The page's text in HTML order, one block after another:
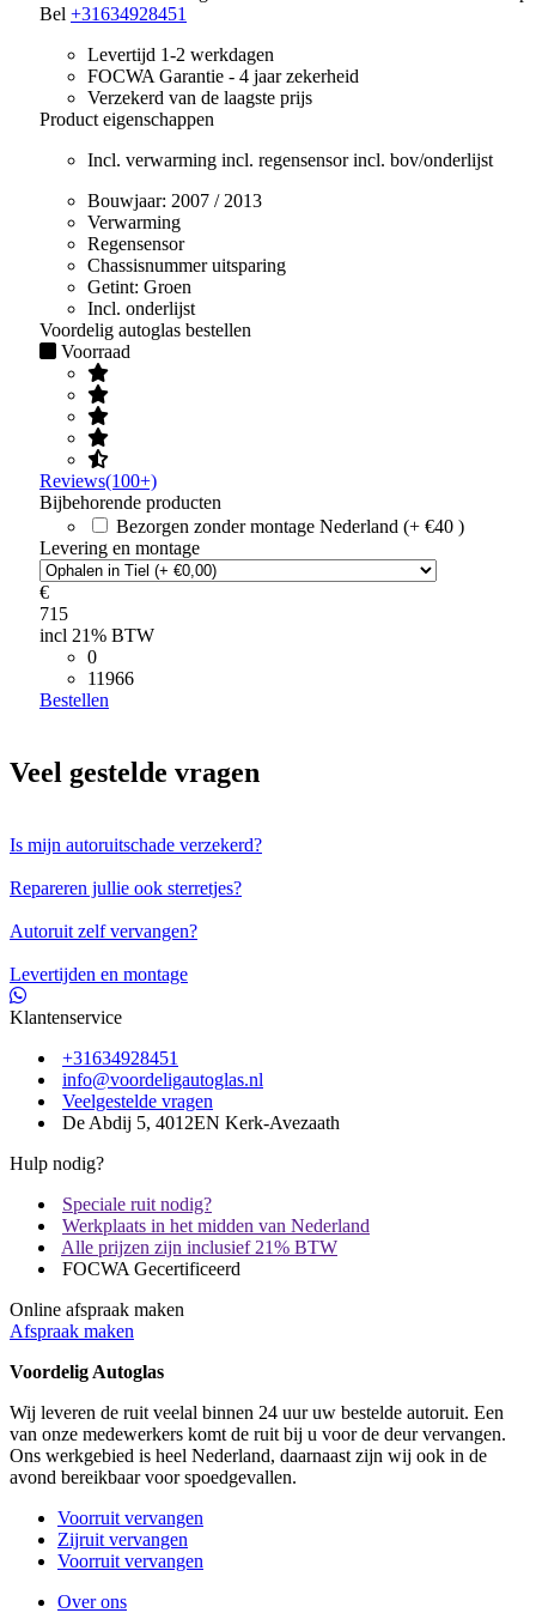
Bel +31634928451
Levertijd 1-2 werkdagen
FOCWA Garantie - 4 jaar zekerheid
Verzekerd van de laagste prijs
Product eigenschappen
Incl. verwarming incl. regensensor incl. bov/onderlijst
Bouwjaar: 2007 / 2013
Verwarming
Regensensor
Chassisnummer uitsparing
Getint: Groen
Incl. onderlijst
Voordelig autoglas bestellen
Voorraad
Reviews(100+)
Bijbehorende producten
Bezorgen zonder montage Nederland (+ €40 )
Levering en montage
€
715
incl 21% BTW
0
11966
Bestellen
Veel gestelde vragen
Is mijn autoruitschade verzekerd?
Repareren jullie ook sterretjes?
Autoruit zelf vervangen?
Levertijden en montage
Klantenservice
+31634928451
info@voordeligautoglas.nl
Veelgestelde vragen
De Abdij 5, 4012EN Kerk-Avezaath
Hulp nodig?
Speciale ruit nodig?
Werkplaats in het midden van Nederland
Alle prijzen zijn inclusief 21% BTW
FOCWA Gecertificeerd
Online afspraak maken
Afspraak maken
Voordelig Autoglas
Wij leveren de ruit veelal binnen 24 uur uw bestelde autoruit. Een
van onze medewerkers komt de ruit bij u voor de deur vervangen.
Ons werkgebied is heel Nederland, daarnaast zijn wij ook in de
avond bereikbaar voor spoedgevallen.
Voorruit vervangen
Zijruit vervangen
Voorruit vervangen
Over ons